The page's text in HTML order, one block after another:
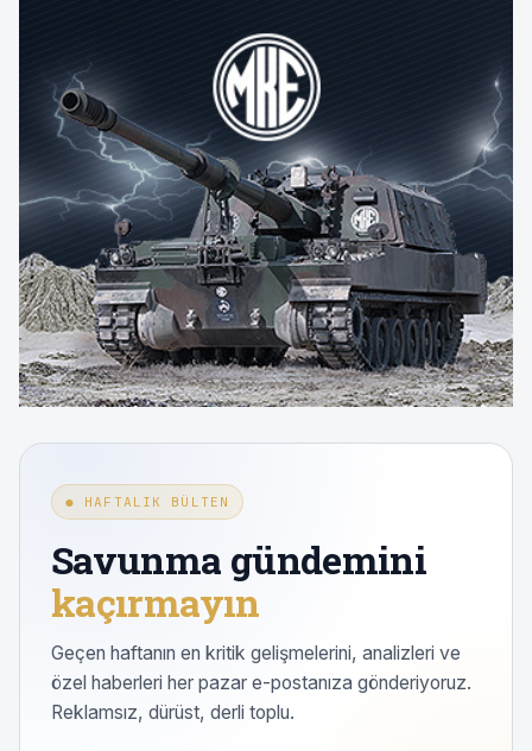
● HAFTALIK BÜLTEN
Savunma gündemini
kaçırmayın
Geçen haftanın en kritik gelişmelerini, analizleri ve
özel haberleri her pazar e-postanıza gönderiyoruz.
Reklamsız, dürüst, derli toplu.